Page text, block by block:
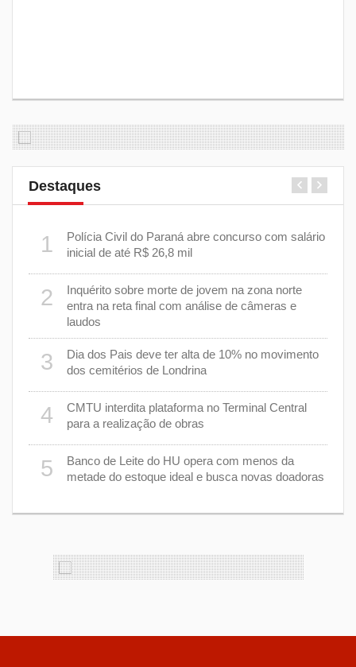
Destaques
1
Polícia Civil do Paraná abre concurso com salário
inicial de até R$ 26,8 mil
2
Inquérito sobre morte de jovem na zona norte
entra na reta final com análise de câmeras e
laudos
3
Dia dos Pais deve ter alta de 10% no movimento
dos cemitérios de Londrina
4
CMTU interdita plataforma no Terminal Central
para a realização de obras
5
Banco de Leite do HU opera com menos da
metade do estoque ideal e busca novas doadoras